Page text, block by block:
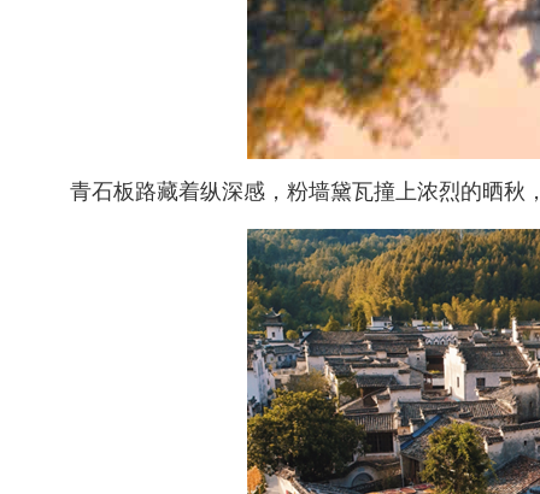
青石板路藏着纵深感，粉墙黛瓦撞上浓烈的晒秋